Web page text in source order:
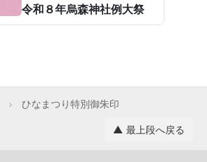
令和８年烏森神社例大祭
ひなまつり特別御朱印
▲ 最上段へ戻る